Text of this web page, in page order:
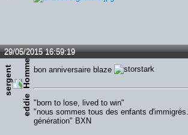
29/05/2015 16:59:19
s
e
r
g
e
n
t
e
d
d
i
e
bon anniversaire blaze
"born to lose, lived to win"
"nous sommes tous des enfants
génération" BXN